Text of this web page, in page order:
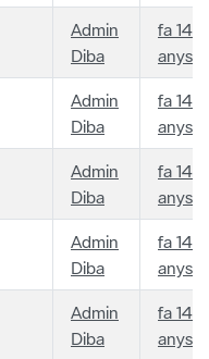
Admin
Diba
fa 14
anys
Admin
Diba
fa 14
anys
Admin
Diba
fa 14
anys
Admin
Diba
fa 14
anys
Admin
Diba
fa 14
anys